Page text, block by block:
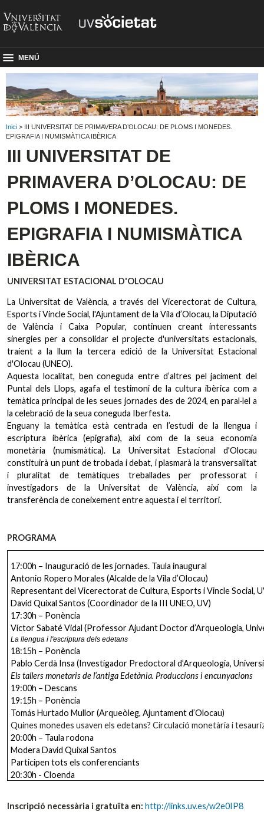
MENÚ
Inici > III UNIVERSITAT DE PRIMAVERA D’OLOCAU: DE PLOMS I MONEDES.
EPIGRAFIA I NUMISMÀTICA IBÈRICA
III UNIVERSITAT DE
PRIMAVERA D’OLOCAU: DE
PLOMS I MONEDES.
EPIGRAFIA I NUMISMÀTICA
IBÈRICA
UNIVERSITAT ESTACIONAL D'OLOCAU
La Universitat de València, a través del Vicerectorat de Cultura,
Esports i Vincle Social, l'Ajuntament de la Vila d’Olocau, la Diputació
de València i Caixa Popular, continuen creant interessants
sinergies per a consolidar el projecte d'universitats estacionals,
traient a la llum la tercera edició de la Universitat Estacional
d'Olocau (UNEO).
Aquesta localitat, ben coneguda entre d’altres pel jaciment del
Puntal dels Llops, agafa el testimoni de la cultura ibèrica com a
temàtica principal de les seues jornades des de 2024, en paral·lel a
la celebració de la seua coneguda Iberfesta.
Enguany la temàtica està centrada en l’estudi de la llengua i
escriptura ibèrica (epigrafia), així com de la seua economia
monetària (numismàtica). La Universitat Estacional d'Olocau
constituirà un punt de trobada i debat, i plasmarà la transversalitat
i pluralitat de temàtiques treballades per professorat i
investigadors de la Universitat de València, així com la
transferència de coneixement entre aquesta i el territori.
PROGRAMA
17:00h – Inauguració de les jornades. Taula inaugural
Antonio Ropero Morales (Alcalde de la Vila d’Olocau)
Representant del Vicerectorat de Cultura, Esports i Vincle Social,
David Quixal Santos (Coordinador de la III UNEO, UV)
17:30h – Ponència
Víctor Sabaté Vidal (Professor Ajudant Doctor d’Arqueologia,
La llengua i l'escriptura dels edetans
18:15h – Ponència
Pablo Cerdà Insa (Investigador Predoctoral d’Arqueologia,
Els tallers monetaris de l’antiga Edetània. Produccions i encunyacions
19:00h – Descans
19:15h – Ponència
Tomás Hurtado Mullor (Arqueòleg, Ajuntament d’Olocau)
Quines monedes usaven els edetans? Circulació monetària i
20:00h – Taula rodona
Modera David Quixal Santos
Participen tots els conferenciants
20:30h - Cloenda
Inscripció necessària i gratuïta en: http://links.uv.es/w2e0IP8